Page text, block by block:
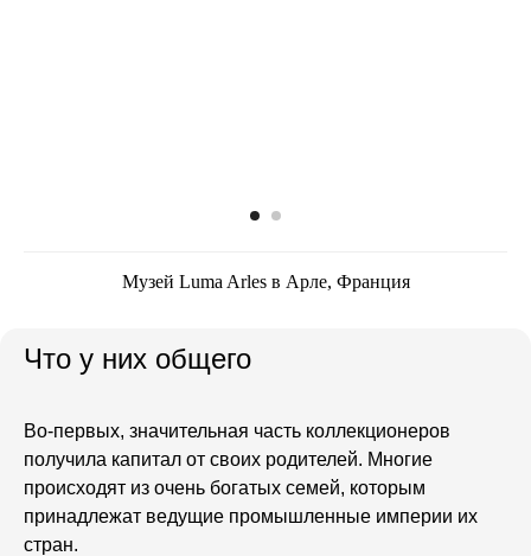
Музей Luma Arles в Арле, Франция
Что у них общего
Во-первых, значительная часть коллекционеров
получила капитал от своих родителей. Многие
происходят из очень богатых семей, которым
принадлежат ведущие промышленные империи их
стран.